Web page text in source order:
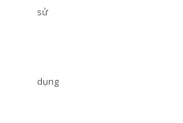
sử
dụng